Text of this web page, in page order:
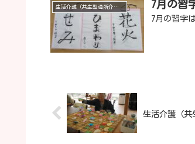
生活介護（共生型通所介護） 7月の習
7月の習字
生活介護（共